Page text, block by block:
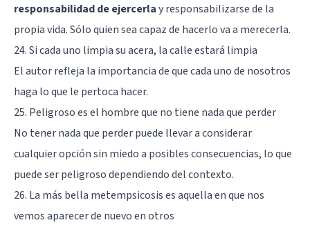
responsabilidad de ejercerlay responsabilizarse de la
propia vida. Sólo quien sea capaz de hacerlo va a merecerla.
24. Si cada uno limpia su acera, la calle estará limpia
El autor refleja la importancia de que cada uno de nosotros
haga lo que le pertoca hacer.
25. Peligroso es el hombre que no tiene nada que perder
No tener nada que perder puede llevar a considerar
cualquier opción sin miedo a posibles consecuencias, lo que
puede ser peligroso dependiendo del contexto.
26. La más bella metempsicosis es aquella en que nos
vemos aparecer de nuevo en otros